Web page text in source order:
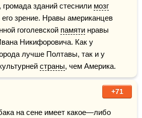
зданий стеснили мозг
его зрение. Нравы американцев
гоголевской памяти нравы
Никифоровича. Как у
лучше Полтавы, так и у
страны, чем Америка.
+71
на сене имеет какое—либо